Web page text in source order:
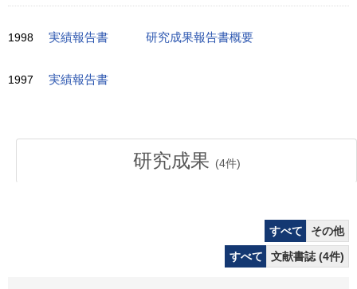
1998 実績報告書 研究成果報告書概要
1997 実績報告書
研究成果 (4件)
すべて
その他
すべて
文献書誌 (4件)